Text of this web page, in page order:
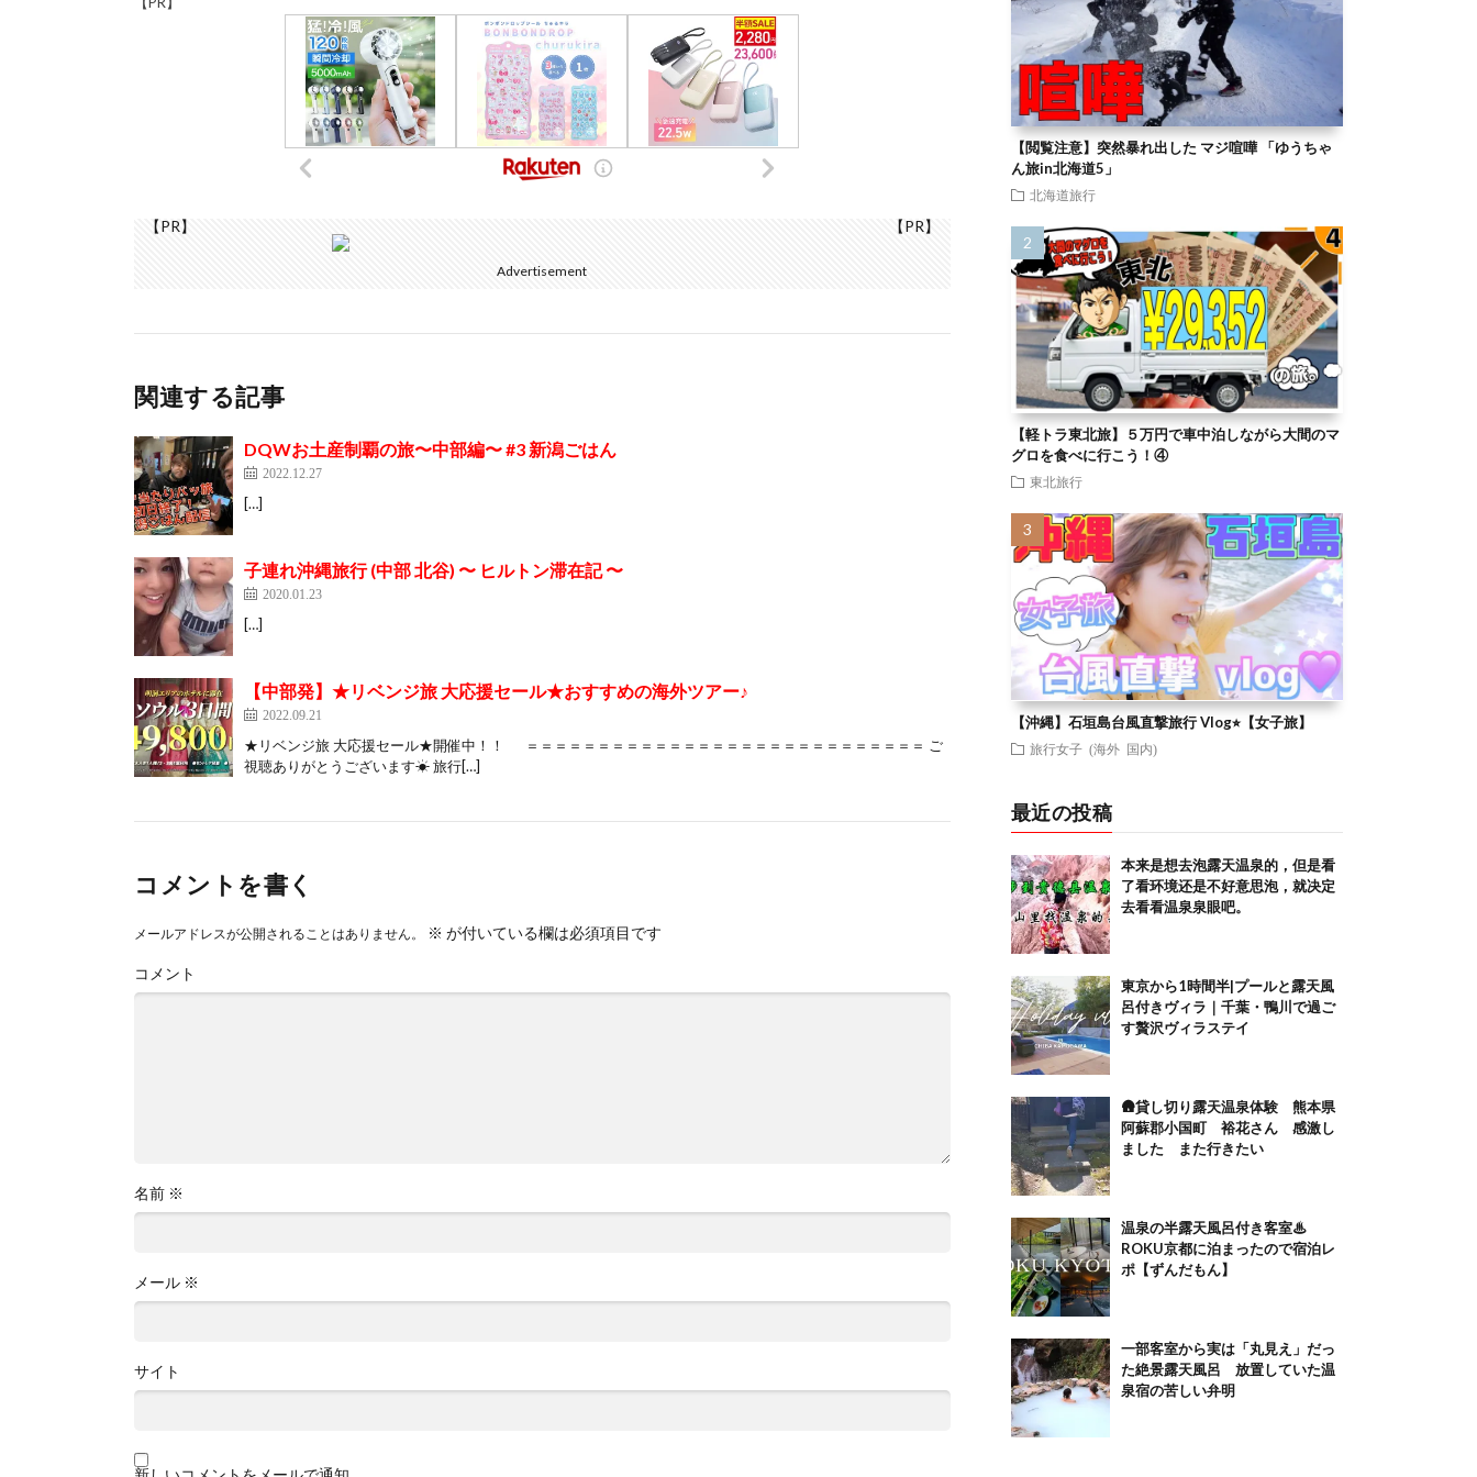
【PR】 【PR】
Advertisement
関連する記事
DQWお土産制覇の旅〜中部編〜 #3 新潟ごはん
2022.12.27
[…]
子連れ沖縄旅行 (中部 北谷) 〜 ヒルトン滞在記 〜
2020.01.23
[…]
【中部発】★リベンジ旅 大応援セール★おすすめの海外ツアー♪
2022.09.21
★リベンジ旅 大応援セール★開催中！！ ＝＝＝＝＝＝＝＝＝＝＝＝＝＝＝＝＝＝＝＝＝＝＝＝＝＝＝＝ ご
視聴ありがとうございます☀ 旅行[…]
コメントを書く
メールアドレスが公開されることはありません。 ※ が付いている欄は必須項目です
コメント
名前 ※
メール ※
サイト
【閲覧注意】突然暴れ出した マジ喧嘩 「ゆうちゃ
ん旅in北海道5」
北海道旅行
【軽トラ東北旅】５万円で車中泊しながら大間のマ
グロを食べに行こう！④
東北旅行
【沖縄】石垣島台風直撃旅行 Vlog⭐︎【女子旅】
旅行女子 (海外 国内)
最近の投稿
本来是想去泡露天温泉的，但是看
了看环境还是不好意思泡，就决定
去看看温泉泉眼吧。
東京から1時間半|プールと露天風
呂付きヴィラ｜千葉・鴨川で過ご
す贅沢ヴィラステイ
🛖貸し切り露天温泉体験 熊本県
阿蘇郡小国町 裕花さん 感激し
ました また行きたい
温泉の半露天風呂付き客室♨
ROKU京都に泊まったので宿泊レ
ポ【ずんだもん】
一部客室から実は「丸見え」だっ
た絶景露天風呂 放置していた温
泉宿の苦しい弁明